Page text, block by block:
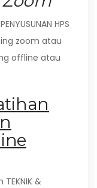
HPS
zoom atau
offline atau
&